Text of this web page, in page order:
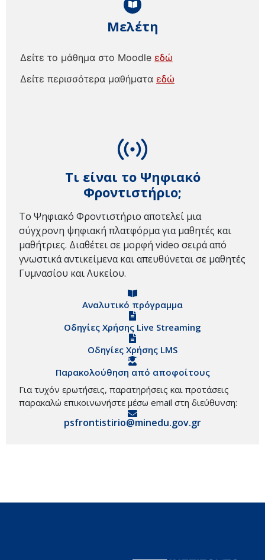
Τι είναι το Ψηφιακό
Φροντιστήριο;
Το Ψηφιακό Φροντιστήριο αποτελεί μια
σύγχρονη ψηφιακή πλατφόρμα για μαθητές και
μαθήτριες. Διαθέτει σε μορφή video σειρά από
γνωστικά αντικείμενα και απευθύνεται σε μαθητές
Γυμνασίου και Λυκείου.
Αναλυτικό πρόγραμμα
Οδηγίες Χρήσης Live Streaming
Οδηγίες Χρήσης LMS
Παρακολούθηση από αποφοίτους
Για τυχόν ερωτήσεις, παρατηρήσεις και προτάσεις
παρακαλώ επικοινωνήστε μέσω email στη διεύθυνση:
psfrontistirio@minedu.gov.gr
Μελέτη
Δείτε το μάθημα στο Moodle εδώ
Δείτε περισσότερα μαθήματα εδώ